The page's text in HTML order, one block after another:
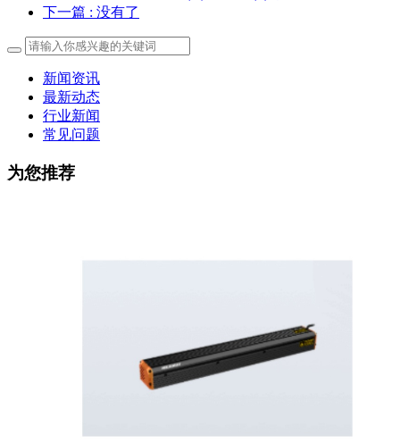
下一篇 : 没有了
新闻资讯
最新动态
行业新闻
常见问题
为您推荐